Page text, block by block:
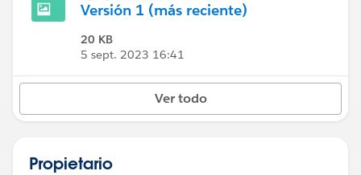
Versión 1 (más reciente)
20 KB
5 sept. 2023 16:41
Ver todo
Propietario